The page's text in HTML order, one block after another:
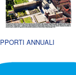
ANNUALI